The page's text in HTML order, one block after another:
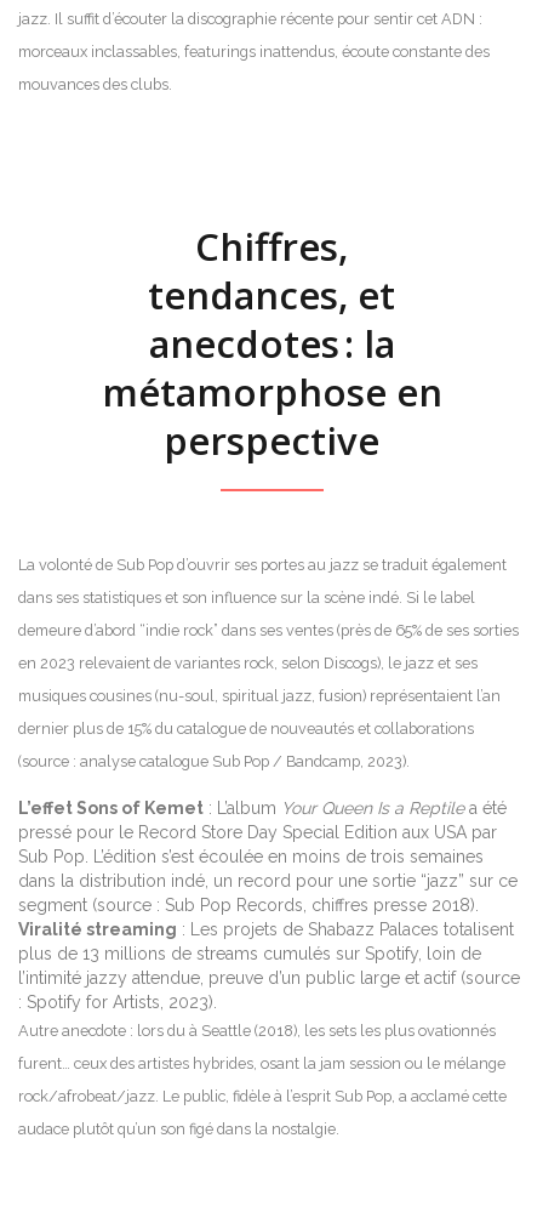
jazz. Il suffit d’écouter la discographie récente pour sentir cet ADN :
morceaux inclassables, featurings inattendus, écoute constante des
mouvances des clubs.
Chiffres,
tendances, et
anecdotes : la
métamorphose en
perspective
La volonté de Sub Pop d’ouvrir ses portes au jazz se traduit également
dans ses statistiques et son influence sur la scène indé. Si le label
demeure d’abord “indie rock” dans ses ventes (près de 65% de ses sorties
en 2023 relevaient de variantes rock, selon Discogs), le jazz et ses
musiques cousines (nu-soul, spiritual jazz, fusion) représentaient l’an
dernier plus de 15% du catalogue de nouveautés et collaborations
(source : analyse catalogue Sub Pop / Bandcamp, 2023).
L’effet Sons of Kemet : L’album Your Queen Is a Reptilea été
pressé pour le Record Store Day Special Edition aux USA par
Sub Pop. L’édition s’est écoulée en moins de trois semaines
dans la distribution indé, un record pour une sortie “jazz” sur ce
segment (source : Sub Pop Records, chiffres presse 2018).
Viralité streaming : Les projets de Shabazz Palaces totalisent
plus de 13 millions de streams cumulés sur Spotify, loin de
l’intimité jazzy attendue, preuve d’un public large et actif (source
: Spotify for Artists, 2023).
Autre anecdote : lors du à Seattle (2018), les sets les plus ovationnés
furent… ceux des artistes hybrides, osant la jam session ou le mélange
rock/afrobeat/jazz. Le public, fidèle à l’esprit Sub Pop, a acclamé cette
audace plutôt qu’un son figé dans la nostalgie.